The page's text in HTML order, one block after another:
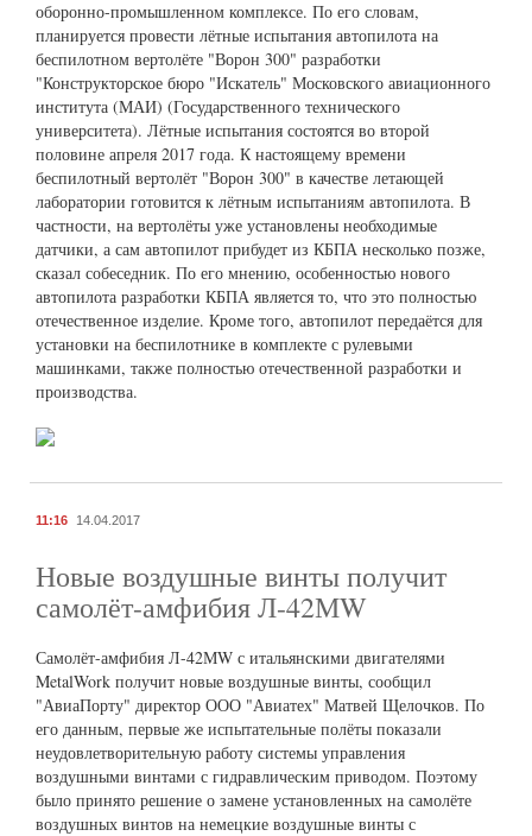
оборонно-промышленном комплексе. По его словам,
планируется провести лётные испытания автопилота на
беспилотном вертолёте "Ворон 300" разработки
"Конструкторское бюро "Искатель" Московского авиационного
института (МАИ) (Государственного технического
университета). Лётные испытания состоятся во второй
половине апреля 2017 года. К настоящему времени
беспилотный вертолёт "Ворон 300" в качестве летающей
лаборатории готовится к лётным испытаниям автопилота. В
частности, на вертолёты уже установлены необходимые
датчики, а сам автопилот прибудет из КБПА несколько позже,
сказал собеседник. По его мнению, особенностью нового
автопилота разработки КБПА является то, что это полностью
отечественное изделие. Кроме того, автопилот передаётся для
установки на беспилотнике в комплекте с рулевыми
машинками, также полностью отечественной разработки и
производства.
11:16 14.04.2017
Новые воздушные винты получит
самолёт-амфибия Л-42МW
Самолёт-амфибия Л-42МW с итальянскими двигателями
MetalWork получит новые воздушные винты, сообщил
"АвиаПорту" директор ООО "Авиатех" Матвей Щелочков. По
его данным, первые же испытательные полёты показали
неудовлетворительную работу системы управления
воздушными винтами с гидравлическим приводом. Поэтому
было принято решение о замене установленных на самолёте
воздушных винтов на немецкие воздушные винты с